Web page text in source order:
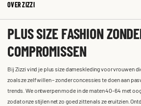
OVER ZIZZI
PLUS SIZE FASHION
COMPROMISSEN
Bij Zizzi vind je plus size dameskleding voor vrouwen
zoals ze zelf willen – zonder concessies te doen aan
trends. We ontwerpen mode in de maten 40-64 met
zodat onze stijlen net zo goed zitten als ze eruitzien.